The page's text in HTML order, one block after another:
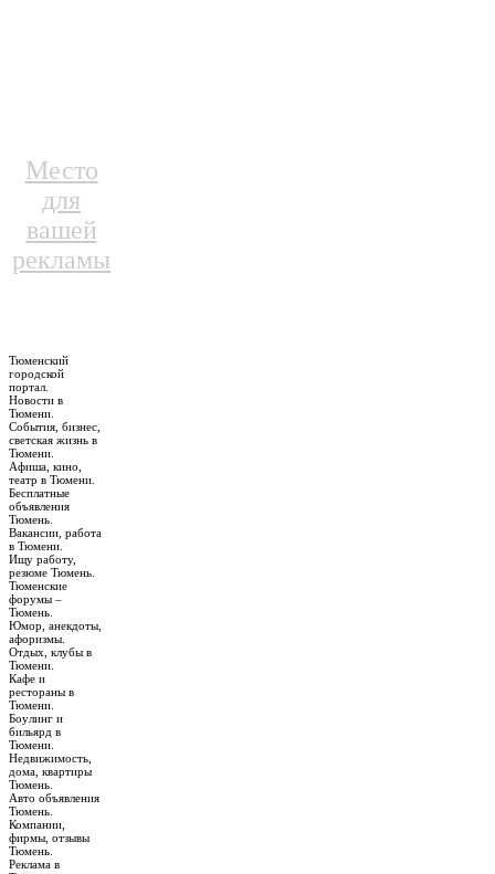
Место
для
вашей
рекламы
Тюменский
городской
портал.
Новости в
Тюмени.
События, бизнес,
светская жизнь в
Тюмени.
Афиша, кино,
театр в Тюмени.
Бесплатные
объявления
Тюмень.
Вакансии, работа
в Тюмени.
Ищу работу,
резюме Тюмень.
Тюменские
форумы –
Тюмень.
Юмор, анекдоты,
афоризмы.
Отдых, клубы в
Тюмени.
Кафе и
рестораны в
Тюмени.
Боулинг и
бильярд в
Тюмени.
Недвижимость,
дома, квартиры
Тюмень.
Авто объявления
Тюмень.
Компании,
фирмы, отзывы
Тюмень.
Реклама в